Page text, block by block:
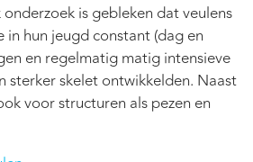
is gebleken dat veulens
in hun jeugd constant (dag en
en regelmatig matig intensieve
sterker skelet ontwikkelden. Naast
voor structuren als pezen en